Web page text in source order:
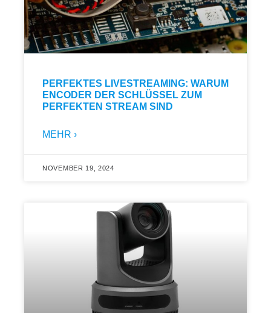
PERFEKTES LIVESTREAMING: WARUM
ENCODER DER SCHLÜSSEL ZUM
PERFEKTEN STREAM SIND
MEHR ›
NOVEMBER 19, 2024